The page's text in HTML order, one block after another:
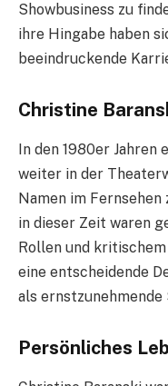
Showbusiness zu
ihre Hingabe haben
beeindruckende
Christine
In den 1980er
weiter in der
Namen im
in dieser Zeit waren
Rollen und
eine entscheidende
als
Persönliches